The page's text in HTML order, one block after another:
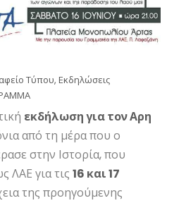
Τύπου,Εκδηλώσεις
εκδήλωση για τον Αρη
από τη μέρα που ο
στην Ιστορία, που
ΛΑΕ για τις16 και 17
της προηγούμενης